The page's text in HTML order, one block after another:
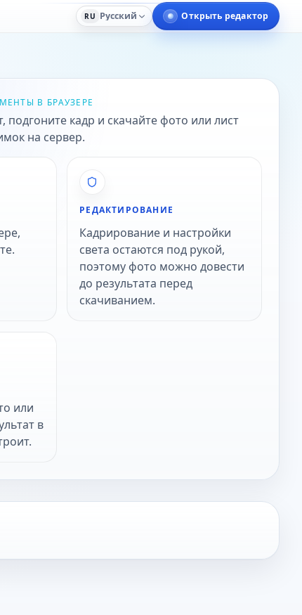
RU Русский Открыть редактор
В БРАУЗЕРЕ
кадр и скачайте фото или лист
на сервер.
РЕДАКТИРОВАНИЕ
Кадрирование и настройки
света остаются под рукой,
поэтому фото можно довести
до результата перед
скачиванием.
или
в